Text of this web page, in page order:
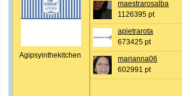
Agipsyinthekitchen
maestrarosalba
1126395 pt
apietrarota
673425 pt
marianna06
602991 pt